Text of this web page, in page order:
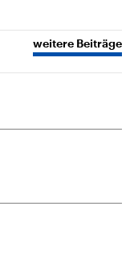
weitere Beiträge